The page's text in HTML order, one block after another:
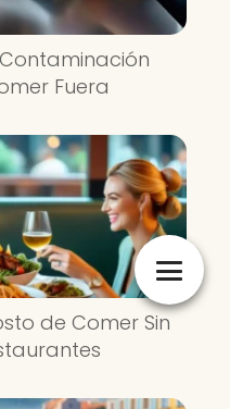
Fuera
de Comer Sin